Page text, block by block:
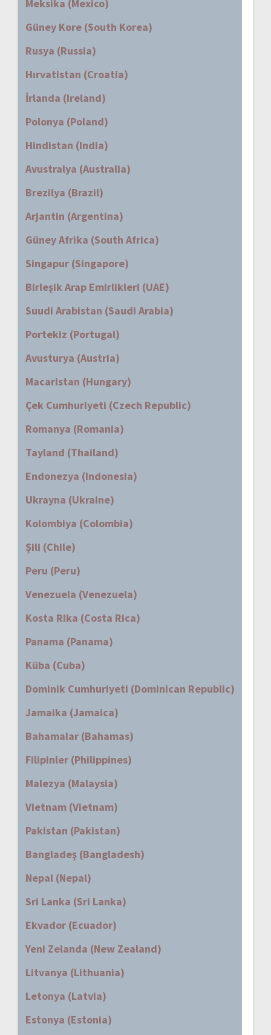
Meksika (Mexico)
Güney Kore (South Korea)
Rusya (Russia)
Hırvatistan (Croatia)
İrlanda (Ireland)
Polonya (Poland)
Hindistan (India)
Avustralya (Australia)
Brezilya (Brazil)
Arjantin (Argentina)
Güney Afrika (South Africa)
Singapur (Singapore)
Birleşik Arap Emirlikleri (UAE)
Suudi Arabistan (Saudi Arabia)
Portekiz (Portugal)
Avusturya (Austria)
Macaristan (Hungary)
Çek Cumhuriyeti (Czech Republic)
Romanya (Romania)
Tayland (Thailand)
Endonezya (Indonesia)
Ukrayna (Ukraine)
Kolombiya (Colombia)
Şili (Chile)
Peru (Peru)
Venezuela (Venezuela)
Kosta Rika (Costa Rica)
Panama (Panama)
Küba (Cuba)
Dominik Cumhuriyeti (Dominican Republic)
Jamaika (Jamaica)
Bahamalar (Bahamas)
Filipinler (Philippines)
Malezya (Malaysia)
Vietnam (Vietnam)
Pakistan (Pakistan)
Bangladeş (Bangladesh)
Nepal (Nepal)
Sri Lanka (Sri Lanka)
Ekvador (Ecuador)
Yeni Zelanda (New Zealand)
Litvanya (Lithuania)
Letonya (Latvia)
Estonya (Estonia)